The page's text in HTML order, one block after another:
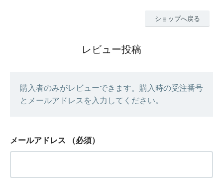
ショップへ戻る
レビュー投稿
購入者のみがレビューできます。購入時の受注番号
とメールアドレスを入力してください。
メールアドレス （必須）